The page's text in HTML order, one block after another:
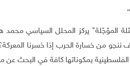
.
المؤجّلة" يركز المحلل السياسي
من خسارة الحرب إذا خسرنا
الفلسطينية بمكوناتها كافة في البحث